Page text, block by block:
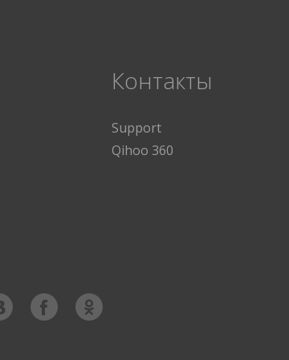
Контакты
Support
Qihoo 360